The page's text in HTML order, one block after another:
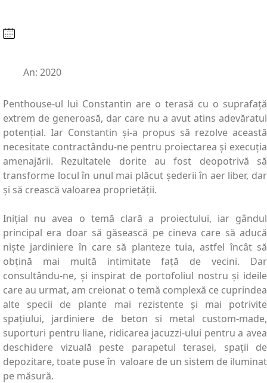
Penthouse-ul lui Constantin are o terasă cu o suprafață
extrem de generoasă, dar care nu a avut atins adevăratul
potențial. Iar Constantin și-a propus să rezolve această
necesitate contractându-ne pentru proiectarea și execuția
amenajării. Rezultatele dorite au fost deopotrivă să
transforme locul în unul mai plăcut șederii în aer liber, dar
și să crească valoarea proprietății.
Inițial nu avea o temă clară a proiectului, iar gândul
principal era doar să găsească pe cineva care să aducă
niște jardiniere în care să planteze tuia, astfel încât să
obțină mai multă intimitate față de vecini. Dar
consultându-ne, și inspirat de portofoliul nostru și ideile
care au urmat, am creionat o temă complexă ce cuprindea
alte specii de plante mai rezistente și mai potrivite
spațiului, jardiniere de beton si metal custom-made,
suporturi pentru liane, ridicarea jacuzzi-ului pentru a avea
deschidere vizuală peste parapetul terasei, spații de
depozitare, toate puse în valoare de un sistem de iluminat
pe măsură.
An: 2020